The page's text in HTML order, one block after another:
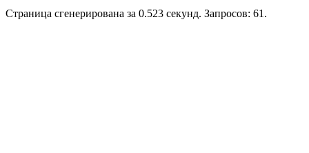
Страница сгенерирована за 0.523 секунд. Запросов: 61.